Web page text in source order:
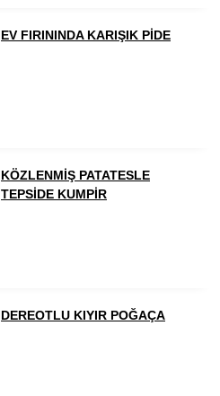
EV FIRININDA KARIŞIK PİDE
KÖZLENMİŞ PATATESLE
TEPSİDE KUMPİR
DEREOTLU KIYIR POĞAÇA